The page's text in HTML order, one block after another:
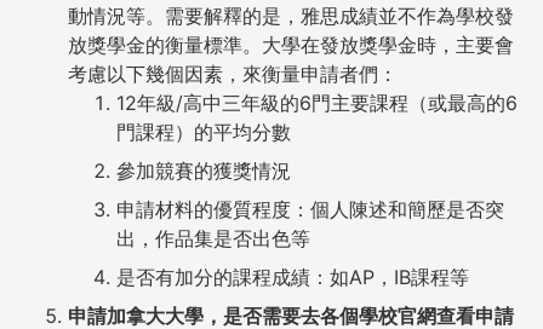
動情況等。需要解釋的是，雅思成績並不作為學校發
放獎學金的衡量標準。大學在發放獎學金時，主要會
考慮以下幾個因素，來衡量申請者們：
12年級/高中三年級的6門主要課程（或最高的6
門課程）的平均分數
參加競賽的獲獎情況
申請材料的優質程度：個人陳述和簡歷是否突
出，作品集是否出色等
是否有加分的課程成績：如AP，IB課程等
申請加拿大大學，是否需要去各個學校官網查看申請